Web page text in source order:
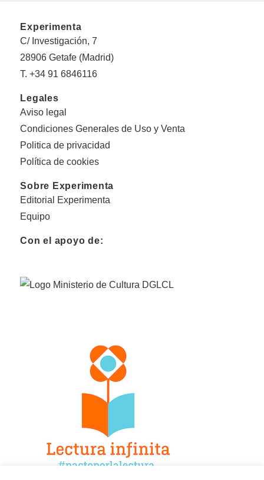
Experimenta
C/ Investigación, 7
28906 Getafe (Madrid)
T. +34 91 6846116
Legales
Aviso legal
Condiciones Generales de Uso y Venta
Politica de privacidad
Política de cookies
Sobre Experimenta
Editorial Experimenta
Equipo
Con el apoyo de: